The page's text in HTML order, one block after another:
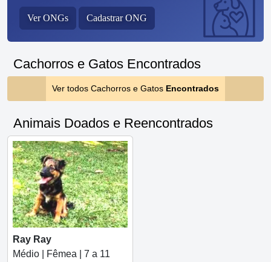
Ver ONGs Cadastrar ONG
Cachorros e Gatos Encontrados
Ver todos Cachorros e Gatos Encontrados
Animais Doados e Reencontrados
Ray Ray
Médio | Fêmea | 7 a 11